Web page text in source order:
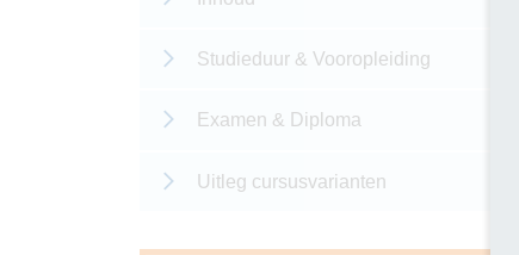
Studieduur & Vooropleiding
Examen & Diploma
Uitleg cursusvarianten